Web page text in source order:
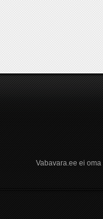
Vabavara.ee ei